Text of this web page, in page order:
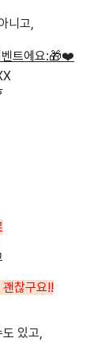
니고,
벤트에요:🎁❤️
찮구요!!
있고,